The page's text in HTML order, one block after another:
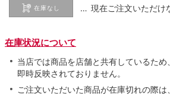
在庫なし … 現在ご注文いただけ
在庫状況について
当店では商品を店舗と共有しているた
即時反映されておりません。
ご注文いただいた商品が在庫切れの際